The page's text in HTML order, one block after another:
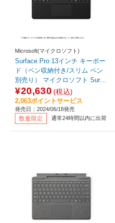
Microsoft(マイクロソフト)
Surface Pro 13インチ キーボー
ド（ペン収納付き/スリム ペン
別売り） マイクロソフト Surfa
ce ブラック 8XA00186
¥20,630 (税込)
2,063ポイントサービス
発売日：2024/06/18発売
数量限定 通常24時間以内に出荷